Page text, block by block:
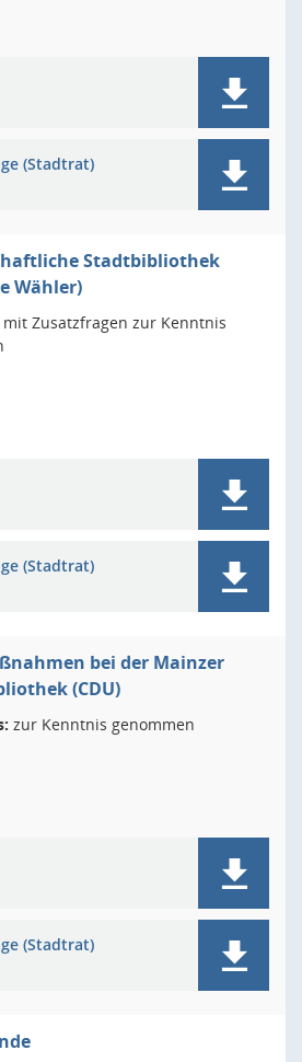
(Stadtrat)
Stadtbibliothek
Wähler)
mit Zusatzfragen zur Kenntnis
(Stadtrat)
bei der Mainzer
(CDU)
zur Kenntnis genommen
(Stadtrat)